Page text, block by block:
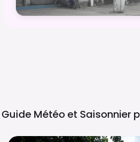
Guide Météo et Saisonnier